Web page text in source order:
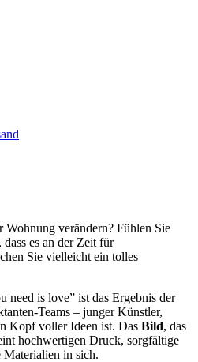
Wohnung verändern? Fühlen Sie
es an der Zeit für
Sie vielleicht ein tolles
need is love” ist das Ergebnis der
Teams – junger Künstler,
Kopf voller Ideen ist. Das Bild, das
hochwertigen Druck, sorgfältige
in sich.